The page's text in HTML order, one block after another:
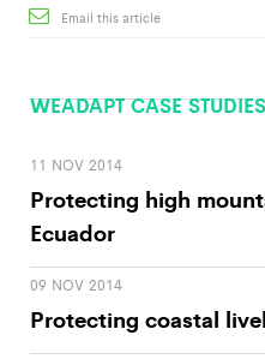
Email this article
WEADAPT CASE STUDIES
11 NOV 2014
Protecting high
Ecuador
09 NOV 2014
Protecting coastal